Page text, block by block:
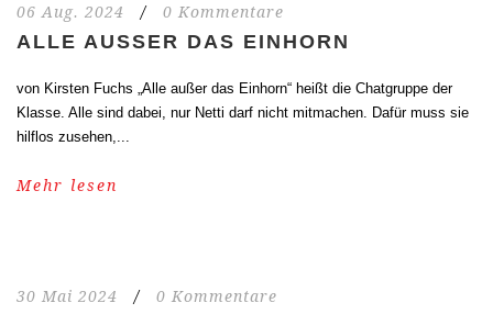
06 Aug. 2024 / 0 Kommentare
ALLE AUSSER DAS EINHORN
von Kirsten Fuchs „Alle außer das Einhorn“ heißt die Chatgruppe der
Klasse. Alle sind dabei, nur Netti darf nicht mitmachen. Dafür muss sie
hilflos zusehen,...
Mehr lesen
30 Mai 2024 / 0 Kommentare